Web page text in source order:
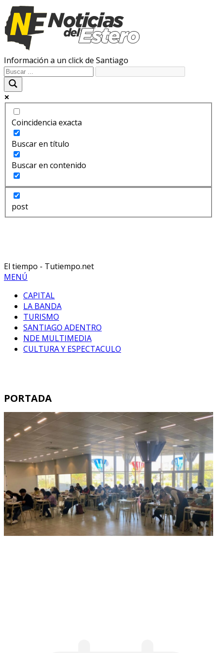
Información a un click de Santiago
Coincidencia exacta
Buscar en título
Buscar en contenido
post
El tiempo - Tutiempo.net
MENÚ
CAPITAL
LA BANDA
TURISMO
SANTIAGO ADENTRO
NDE MULTIMEDIA
CULTURA Y ESPECTACULO
PORTADA